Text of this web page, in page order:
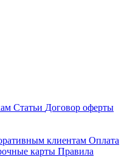
Статьи Договор оферты
клиентам Оплата
карты Правила